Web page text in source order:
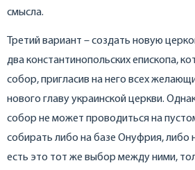
смысла.
Третий вариант – создать новую
два константинопольских епископа,
собор, пригласив на него всех
нового главу украинской церкви.
собор не может проводиться на
собирать либо на базе Онуфрия, либо
есть это тот же выбор между ними,